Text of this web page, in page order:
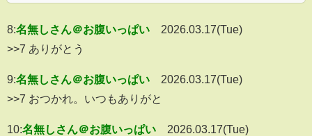
8:名無しさん＠お腹いっぱい
2026.03.17(Tue)
>>7 ありがとう
9:名無しさん＠お腹いっぱい
2026.03.17(Tue)
>>7 おつかれ。いつもありがと
10:名無しさん＠お腹いっぱい
2026.03.17(Tue)